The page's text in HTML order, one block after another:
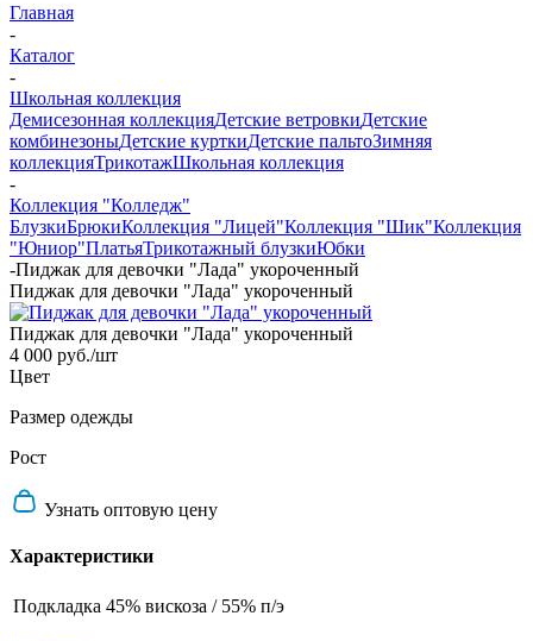
Главная
-
Каталог
-
Школьная коллекция
Демисезонная коллекцияДетские ветровкиДетские
комбинезоныДетские курткиДетские пальтоЗимняя
коллекцияТрикотажШкольная коллекция
-
Коллекция "Колледж"
БлузкиБрюкиКоллекция "Лицей"Коллекция "Шик"Коллекция
"Юниор"ПлатьяТрикотажный блузкиЮбки
-Пиджак для девочки "Лада" укороченный
Пиджак для девочки "Лада" укороченный
Пиджак для девочки "Лада" укороченный
4 000 руб./шт
Цвет
Размер одежды
Рост
Узнать оптовую цену
Характеристики
Подкладка 45% вискоза / 55% п/э